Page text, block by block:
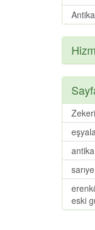
eski